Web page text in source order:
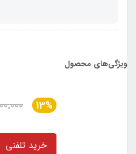
ویژگی‌های محصول
13%
خرید تلفنی